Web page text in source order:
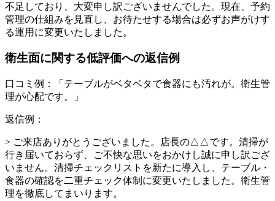
不足しており、大変申し訳ございませんでした。現在、予約
管理の仕組みを見直し、お待たせする場合は必ずお声がけす
る運用に変更いたしました。
衛生面に関する低評価への返信例
口コミ例：「テーブルがベタベタで食器にも汚れが。衛生管
理が心配です。」
返信例：
> ご来店ありがとうございました。店長の△△です。清掃が
行き届いておらず、ご不快な思いをおかけし誠に申し訳ござ
いません。清掃チェックリストを新たに導入し、テーブル・
食器の確認を二重チェック体制に変更いたしました。衛生管
理を徹底してまいります。